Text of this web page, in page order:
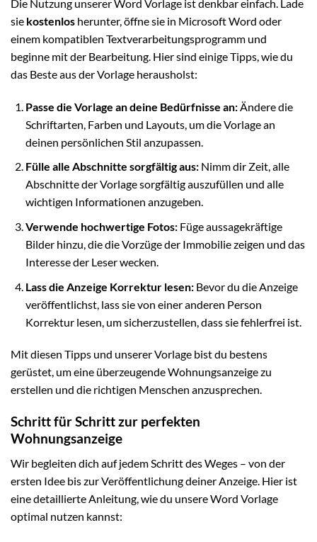
Die Nutzung unserer Word Vorlage ist denkbar einfach. Lade
sie kostenlos herunter, öffne sie in Microsoft Word oder
einem kompatiblen Textverarbeitungsprogramm und
beginne mit der Bearbeitung. Hier sind einige Tipps, wie du
das Beste aus der Vorlage herausholst:
Passe die Vorlage an deine Bedürfnisse an:Ändere die
Schriftarten, Farben und Layouts, um die Vorlage an
deinen persönlichen Stil anzupassen.
Fülle alle Abschnitte sorgfältig aus:Nimm dir Zeit, alle
Abschnitte der Vorlage sorgfältig auszufüllen und alle
wichtigen Informationen anzugeben.
Verwende hochwertige Fotos:Füge aussagekräftige
Bilder hinzu, die die Vorzüge der Immobilie zeigen und das
Interesse der Leser wecken.
Lass die Anzeige Korrektur lesen:Bevor du die Anzeige
veröffentlichst, lass sie von einer anderen Person
Korrektur lesen, um sicherzustellen, dass sie fehlerfrei ist.
Mit diesen Tipps und unserer Vorlage bist du bestens
gerüstet, um eine überzeugende Wohnungsanzeige zu
erstellen und die richtigen Menschen anzusprechen.
Schritt für Schritt zur perfekten
Wohnungsanzeige
Wir begleiten dich auf jedem Schritt des Weges – von der
ersten Idee bis zur Veröffentlichung deiner Anzeige. Hier ist
eine detaillierte Anleitung, wie du unsere Word Vorlage
optimal nutzen kannst: